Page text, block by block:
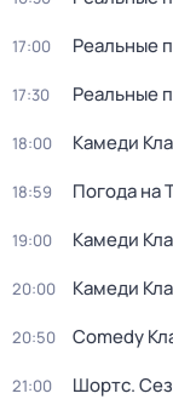
17:00 Реальные
17:30 Реальные
18:00 Камеди
18:59 Погода на
19:00 Камеди
20:00 Камеди
20:50 Comedy
21:00 Шортс.